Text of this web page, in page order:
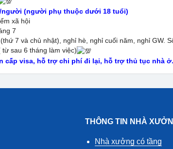
người (người phụ thuộc dưới 18 tuổi)
xã hội
7
7 và chủ nhật), nghỉ hè, nghỉ cuối năm, nghỉ GW.
sau 6 tháng làm việc)
cấp visa, hỗ trợ chi phí đi lại, hỗ trợ thủ tục nhà ở.
THÔNG TIN NHÀ
Nhà xưởng có tầng